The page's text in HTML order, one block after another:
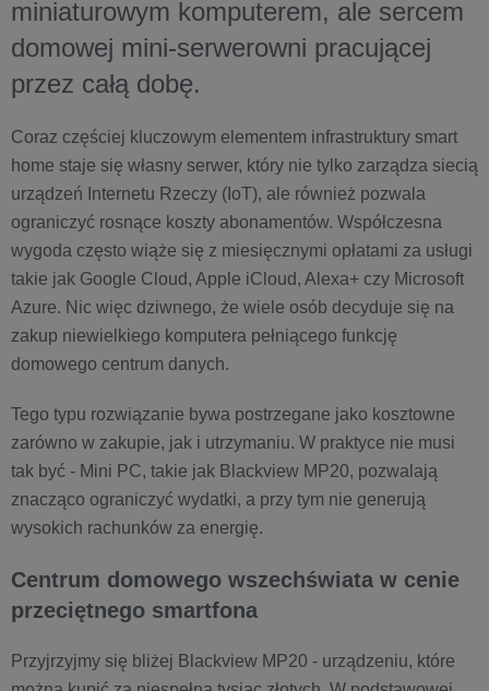
miniaturowym komputerem, ale sercem
domowej mini-serwerowni pracującej
przez całą dobę.
Coraz częściej kluczowym elementem infrastruktury smart
home staje się własny serwer, który nie tylko zarządza siecią
urządzeń Internetu Rzeczy (IoT), ale również pozwala
ograniczyć rosnące koszty abonamentów. Współczesna
wygoda często wiąże się z miesięcznymi opłatami za usługi
takie jak Google Cloud, Apple iCloud, Alexa+ czy Microsoft
Azure. Nic więc dziwnego, że wiele osób decyduje się na
zakup niewielkiego komputera pełniącego funkcję
domowego centrum danych.
Tego typu rozwiązanie bywa postrzegane jako kosztowne
zarówno w zakupie, jak i utrzymaniu. W praktyce nie musi
tak być - Mini PC, takie jak Blackview MP20, pozwalają
znacząco ograniczyć wydatki, a przy tym nie generują
wysokich rachunków za energię.
Centrum domowego wszechświata w cenie
przeciętnego smartfona
Przyjrzyjmy się bliżej Blackview MP20 - urządzeniu, które